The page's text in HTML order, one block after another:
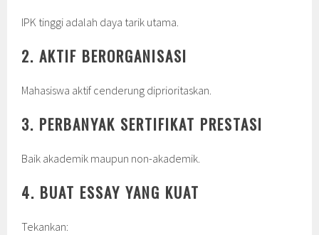
IPK tinggi adalah daya tarik utama.
2. AKTIF BERORGANISASI
Mahasiswa aktif cenderung diprioritaskan.
3. PERBANYAK SERTIFIKAT PRESTASI
Baik akademik maupun non-akademik.
4. BUAT ESSAY YANG KUAT
Tekankan: